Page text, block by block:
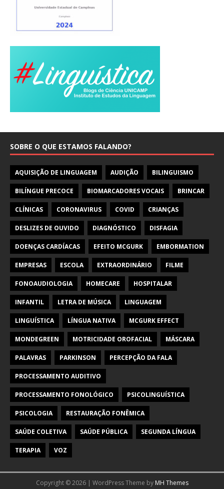
SOBRE O QUE ESTAMOS FALANDO?
AQUISIÇÃO DE LINGUAGEM AUDIÇÃO BILINGUISMO
BILÍNGUE PRECOCE BIOMARCADORES VOCAIS BRINCAR
CLÍNICAS CORONAVIRUS COVID CRIANÇAS
DESLIZES DE OUVIDO DIAGNÓSTICO DISFAGIA
DOENÇAS CARDÍACAS EFEITO MCGURK EMBORMATION
EMPRESAS ESCOLA EXTRAORDINÁRIO FILME
FONOAUDIOLOGIA HOMECARE HOSPITALAR
INFANTIL LETRA DE MÚSICA LINGUAGEM
LINGUÍSTICA LÍNGUA NATIVA MCGURK EFFECT
MONDEGREEN MOTRICIDADE OROFACIAL MÁSCARA
PALAVRAS PARKINSON PERCEPÇÃO DA FALA
PROCESSAMENTO AUDITIVO
PROCESSAMENTO FONOLÓGICO PSICOLINGUÍSTICA
PSICOLOGIA RESTAURAÇÃO FONÊMICA
SAÚDE COLETIVA SAÚDE PÚBLICA SEGUNDA LÍNGUA
TERAPIA VOZ
Copyright © 2026 | WordPress Theme by MH Themes